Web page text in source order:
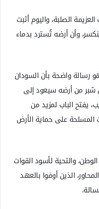
الصلبة، واليوم أثبت
وأن أرضه تُسترد بدماء
رسالة واضحة بأن السودان
شبر من أرضه سيعود إلى
يفتح الباب لمزيد من
المسلحة على حماية الأرض
والتحية لأسود القوات
الذين أوفوا بالعهد